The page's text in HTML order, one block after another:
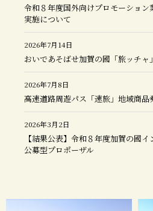
令和８年度国外向けプロモーション
実施について
2026年7月14日
おいであそばせ加賀の國「旅ッチャ」
2026年7月8日
高速道路周遊パス「速旅」地域商品
2026年3月2日
【結果公表】令和８年度加賀の國
公募型プロポーザル